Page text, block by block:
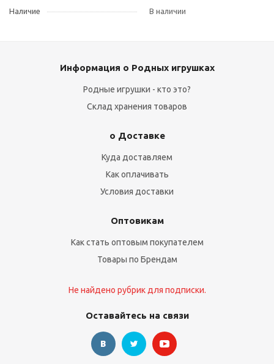
Наличие
В наличии
Информация о Родных игрушках
Родные игрушки - кто это?
Склад хранения товаров
о Доставке
Куда доставляем
Как оплачивать
Условия доставки
Оптовикам
Как стать оптовым покупателем
Товары по Брендам
Не найдено рубрик для подписки.
Оставайтесь на связи